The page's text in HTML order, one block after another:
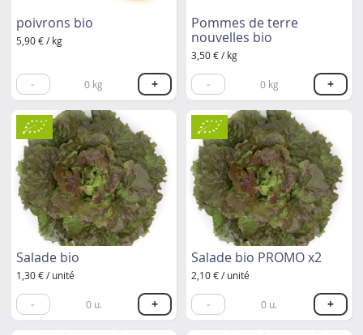
poivrons bio
5,90 € / kg
- 0 kg +
Pommes de terre
nouvelles bio
3,50 € / kg
- 0kg +
Salade bio
1,30 € / unité
- 0u. +
Salade bio PROMO x2
2,10 € / unité
- 0 u. +